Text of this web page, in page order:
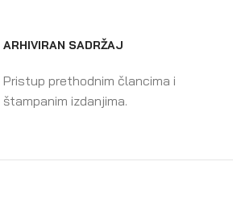
ARHIVIRAN SADRŽAJ
Pristup prethodnim člancima i
štampanim izdanjima.